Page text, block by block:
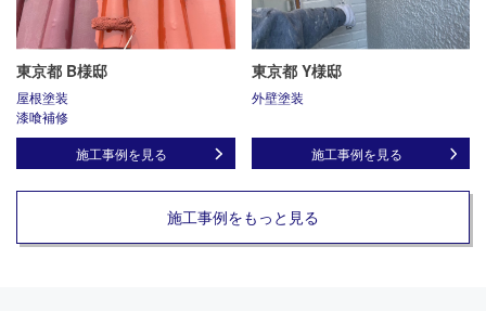
東京都 B様邸
屋根塗装
漆喰補修
施工事例を見る
東京都 Y様邸
外壁塗装
施工事例を見る
施工事例をもっと見る